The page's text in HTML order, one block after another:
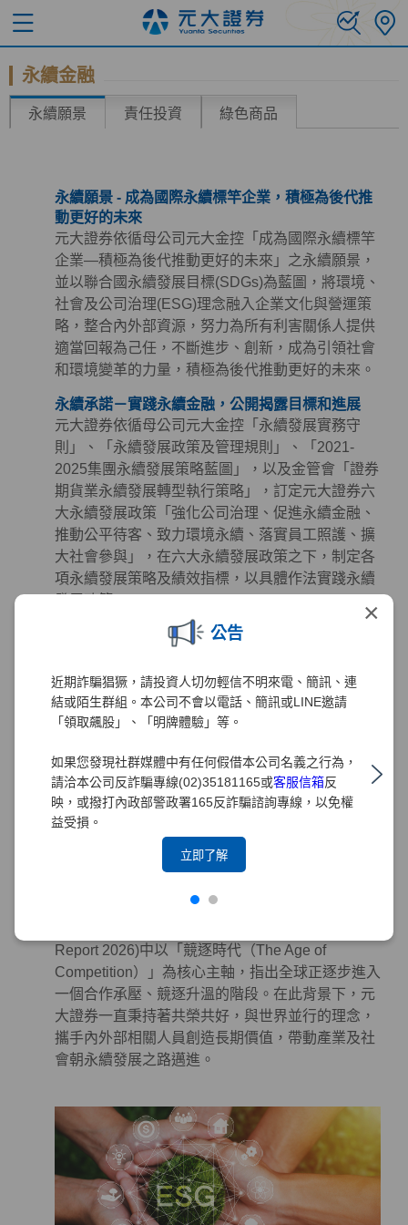
×
公告
近期詐騙猖獗，請投資人切勿輕信不明來電、簡訊、連
結或陌生群組。本公司不會以電話、簡訊或LINE邀請
「領取飆股」、「明牌體驗」等。
如果您發現社群媒體中有任何假借本公司名義之行為，
請洽本公司反詐騙專線(02)35181165或客服信箱反
映，或撥打內政部警政署165反詐騙諮詢專線，以免權
益受損。
立即了解
永續金融
永續願景 責任投資 綠色商品
永續願景 - 成為國際永續標竿企業，積極為後代推
動更好的未來
元大證券依循母公司元大金控「成為國際永續標竿
企業—積極為後代推動更好的未來」之永續願景，
並以聯合國永續發展目標(SDGs)為藍圖，將環境、
社會及公司治理(ESG)理念融入企業文化與營運策
略，整合內外部資源，努力為所有利害關係人提供
適當回報為己任，不斷進步、創新，成為引領社會
和環境變革的力量，積極為後代推動更好的未來。
永續承諾－實踐永續金融，公開揭露目標和進展
元大證券依循母公司元大金控「永續發展實務守
則」、「永續發展政策及管理規則」、「2021-
2025集團永續發展策略藍圖」，以及金管會「證券
期貨業永續發展轉型執行策略」，訂定元大證券六
大永續發展政策「強化公司治理、促進永續金融、
推動公平待客、致力環境永續、落實員工照護、擴
大社會參與」，在六大永續發展政策之下，制定各
項永續發展策略及績效指標，以具體作法實踐永續
永續金融 - 掌握先機、創造財富、誠信服務、保障
元大證券致力於提供投資人創新與高品質的金融服
務且從未懈怠，多年來秉持著「掌握先機、創造財
富、誠信服務、保障權益」的經營理念努力，在深
司治理、客戶權益、員工照護、環境永續及社會公
益等領域的正向發展。元大證券同時正視氣候及社
會變遷帶來的風險、機會與挑戰，透過長期規劃並
系統性地投入永續作為於金融商品及服務，以對社
會及環境產生正面影響。
世界經濟論壇（World Economic Forum, WEF）發
Report 2026)中以「競逐時代（The Age of
Competition）」為核心主軸，指出全球正逐步進入
一個合作承壓、競逐升溫的階段。在此背景下，元
大證券一直秉持著共榮共好，與世界並行的理念，
攜手內外部相關人員創造長期價值，帶動產業及社
會朝永續發展之路邁進。